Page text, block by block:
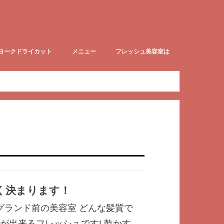
ークドライカット
ークドライカットblog
メニュー
赤ちゃん筆取扱店
【尼崎】2027年度成人式予約承りま
フレッシュ美容室は
フレッシュはこんな店です!
まります！
ランド前の美容室 どんな髪質で